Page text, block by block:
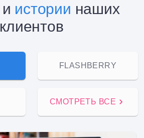
и истории наших
клиентов
FLASHBERRY
СМОТРЕТЬ ВСЕ